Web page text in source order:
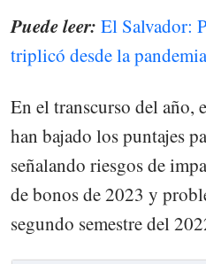
Puede leer: El Salvador:
triplicó desde la pandemia
En el transcurso del año,
han bajado los puntajes
señalando riesgos de
de bonos de 2023 y
segundo semestre del